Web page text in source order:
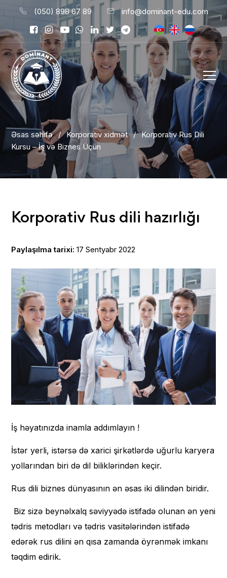
(050) 898 67 89 info@dominant-edu.com
Əsas səhifə / Korporativ xidmət / Korporativ Rus Dili
Kursu – İş və Biznes Üçün
Korporativ Rus dili hazırlığı
Paylaşılma tarixi:17 Sentyabr 2022
İş həyatınızda inamla addımlayın !
İstər yerli, istərsə də xarici şirkətlərdə uğurlu karyera
yollarından biri də dil biliklərindən keçir.
Rus dili biznes dünyasının ən əsas iki dilindən biridir.
Biz sizə beynəlxalq səviyyədə istifadə olunan ən yeni
tədris metodları və tədris vasitələrindən istifadə
edərək rus dilini ən qısa zamanda öyrənmək imkanı
təqdim edirik.